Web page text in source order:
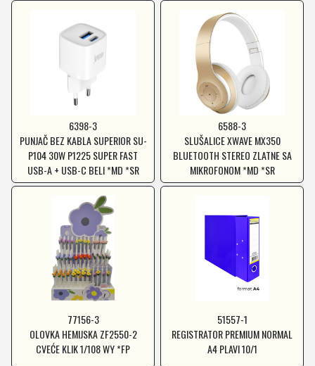
6398-3
PUNJAČ BEZ KABLA SUPERIOR SU-
P104 30W P1225 SUPER FAST
USB-A + USB-C BELI *MD *SR
6588-3
SLUŠALICE XWAVE MX350
BLUETOOTH STEREO ZLATNE SA
MIKROFONOM *MD *SR
77156-3
OLOVKA HEMIJSKA ZF2550-2
CVEĆE KLIK 1/108 WY *FP
51557-1
REGISTRATOR PREMIUM NORMAL
A4 PLAVI 10/1